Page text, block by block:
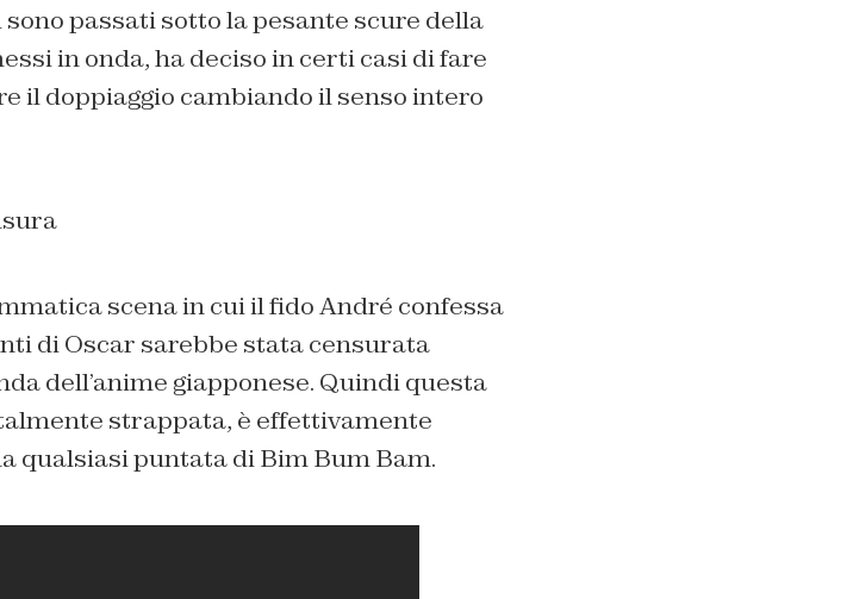
passati sotto la pesante scure della
in onda, ha deciso in certi casi di fare
il doppiaggio cambiando il senso intero
scena in cui il fido André confessa
di Oscar sarebbe stata censurata
dell’anime giapponese. Quindi questa
strappata, è effettivamente
qualsiasi puntata di Bim Bum Bam.